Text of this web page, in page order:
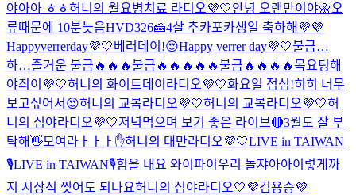
야아아 ㅎㅎ허니의 월요병치료 라디오💜🤍안녕 오랜만이야🌼 오
류때문에 10분늦음HVD326🍰4살 추카포카생일 축하해💜💜
Happyverrerday💜🤍베러데이!😍Happy verrer day💜🤍불금…
하…즐거운 불금🔥🔥🔥불금🔥🔥🔥🔥🔥불금🔥🔥🔥🔥목요팅해
야즤이💜🤍허니의 화이트데이라디오💜🤍화요일 점심!히히 너무
보고싶어서😍허니의 교복라디오💜🤍허니의 교복라디오💜🤍허
니의 심야라디오💜🤍저녁먹으며 보기 좋은 라이브🔴3월도 잘 부
탁해👋모여라ㅏㅏㅏ✋허니의 대만라디오💜🤍LIVE in TAIWAN
🎙️LIVE in TAIWAN🎙️힘을 내요 와이파이 우리 놀쟈아아이렇게까
지 시상식 찢어도 되나요허니의 심야라디오🤍💜김용승💜